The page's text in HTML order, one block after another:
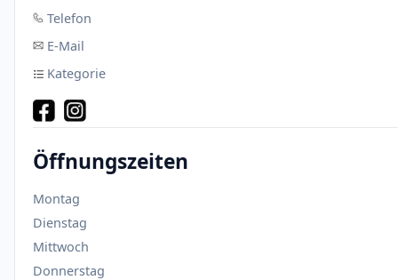
Telefon
E-Mail
Kategorie
Öffnungszeiten
Montag
Dienstag
Mittwoch
Donnerstag